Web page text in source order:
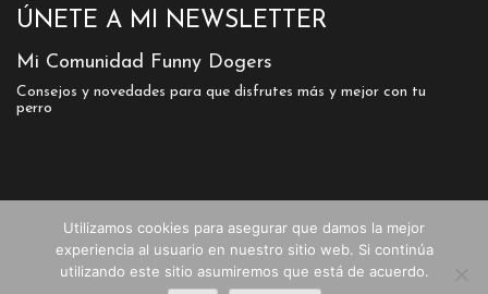
ÚNETE A MI NEWSLETTER
Mi Comunidad Funny Dogers
Consejos y novedades para que disfrutes más y mejor con tu
perro
© 2026-27 FUNNY DOGS TRAINING - Maria
Utilizamos cookies para asegurar que damos la mejor
experiencia al usuario en nuestro sitio web. Si continúa
utilizando este sitio asumiremos que está de acuerdo.